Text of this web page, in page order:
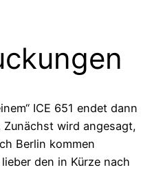
ICE 651 endet dann
wird angesagt,
Berlin kommen
den in Kürze nach